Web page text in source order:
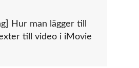
Hur man lägger till
till video i iMovie